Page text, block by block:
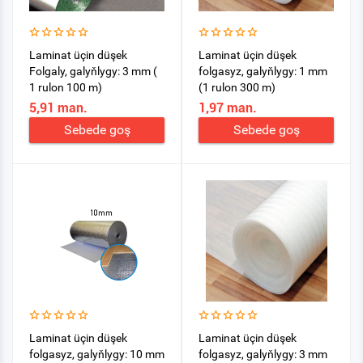
Laminat üçin düşek
Folgaly, galyňlygy: 3 mm (
1 rulon 100 m)
5,91 man.
Sebede goş
Laminat üçin düşek
folgasyz, galyňlygy: 1 mm
(1 rulon 300 m)
1,97 man.
Sebede goş
Laminat üçin düşek
folgasyz, galyňlygy: 10 mm
Laminat üçin düşek
folgasyz, galyňlygy: 3 mm